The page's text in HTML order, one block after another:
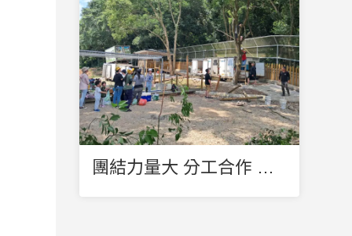
團結力量大 分工合作 人定勝天 最美的景色